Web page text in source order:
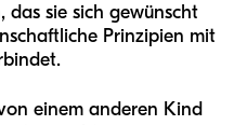
das sie sich gewünscht
Prinzipien mit
einem anderen Kind